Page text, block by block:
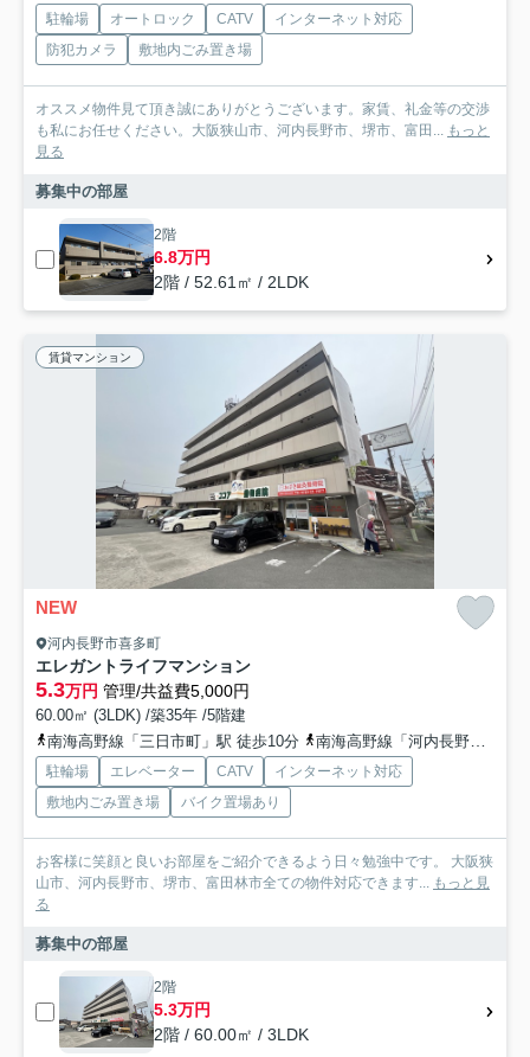
駐輪場 オートロック CATV
インターネット対応
防犯カメラ
敷地内ごみ置き場
オススメ物件見て頂き誠にありがとうございます。家賃、礼金等の交渉
も私にお任せください。大阪狭山市、河内長野市、堺市、富田... もっと
見る
募集中の部屋
2階
6.8万円
2階 / 52.61㎡ / 2LDK
賃貸マンション
NEW
河内長野市喜多町
エレガントライフマンション
5.3万円 管理/共益費5,000円
60.00㎡ (3LDK) /築35年 /5階建
南海高野線「三日市町」駅 徒歩10分
南海高野線「河内長野」駅 徒歩15分
駐輪場 エレベーター CATV
インターネット対応
敷地内ごみ置き場
バイク置場あり
お客様に笑顔と良いお部屋をご紹介できるよう日々勉強中です。 大阪狭
山市、河内長野市、堺市、富田林市全ての物件対応できます... もっと見
る
募集中の部屋
2階
5.3万円
2階 / 60.00㎡ / 3LDK